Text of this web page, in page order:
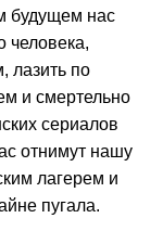
будущем нас
человека,
лазить по
и смертельно
сериалов
отнимут нашу
лагерем и
пугала.